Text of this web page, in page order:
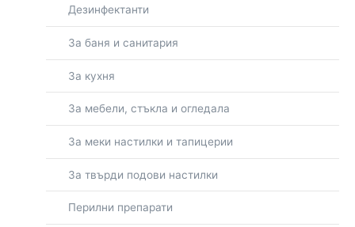
Дезинфектанти
За баня и санитария
За кухня
За мебели, стъкла и огледала
За меки настилки и тапицерии
За твърди подови настилки
Перилни препарати